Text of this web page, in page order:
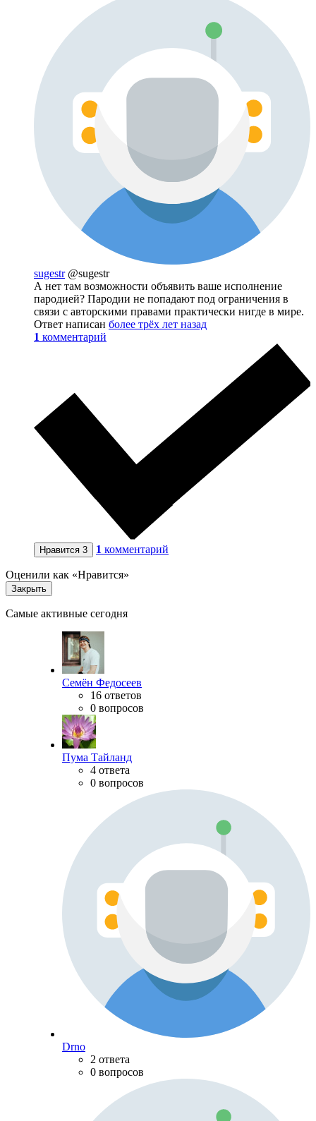
sugestr @sugestr
А нет там возможности объявить ваше исполнение
пародией? Пародии не попадают под ограничения в
связи с авторскими правами практически нигде в мире.
Ответ написан более трёх лет назад
1 комментарий
Нравится 3 1 комментарий
Оценили как «Нравится»
Закрыть
Самые активные сегодня
Семён Федосеев
16 ответов
0 вопросов
Пума Тайланд
4 ответа
0 вопросов
Drno
2 ответа
0 вопросов